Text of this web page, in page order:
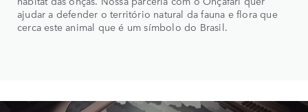
ajudar a defender o território natural da fauna e flora que
cerca este animal que é um símbolo do Brasil.